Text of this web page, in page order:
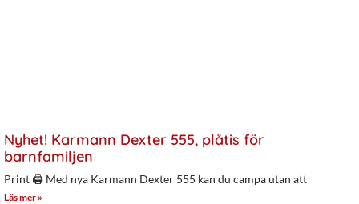
Nyhet! Karmann Dexter 555, plåtis för
barnfamiljen
Print 🖨 Med nya Karmann Dexter 555 kan du campa utan att
Läs mer »